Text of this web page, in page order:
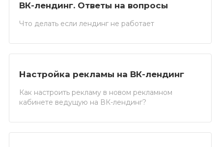
ВК-лендинг. Ответы на вопросы
Что делать если лендинг не работает
Настройка рекламы на ВК-лендинг
Как настроить рекламу в новом рекламном
кабинете ведущую на ВК-лендинг?